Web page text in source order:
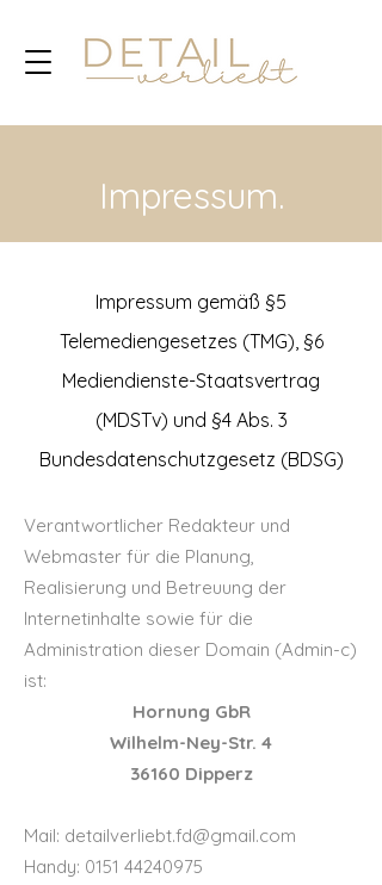
Impressum.
Impressum gemäß §5
Telemediengesetzes (TMG), §6
Mediendienste-Staatsvertrag
(MDSTv) und §4 Abs. 3
Bundesdatenschutzgesetz (BDSG)
Verantwortlicher Redakteur und
Webmaster für die Planung,
Realisierung und Betreuung der
Internetinhalte sowie für die
Administration dieser Domain (Admin-c)
ist:
Hornung GbR
Wilhelm-Ney-Str. 4
36160 Dipperz
Mail: detailverliebt.fd@gmail.com
Handy: 0151 44240975